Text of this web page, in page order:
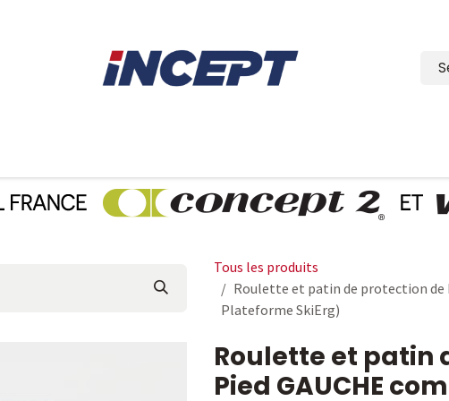
Tous les produits
Roulette et patin de protection de
Plateforme SkiErg)
Roulette et patin
Pied GAUCHE